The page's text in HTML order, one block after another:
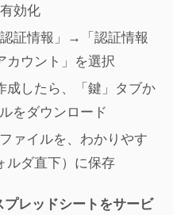
効化
証情報」→「認証情報
ウント」を選択
成したら、「鍵」タブか
をダウンロード
ァイルを、わかりやす
ルダ直下）に保存
レッドシートをサービ